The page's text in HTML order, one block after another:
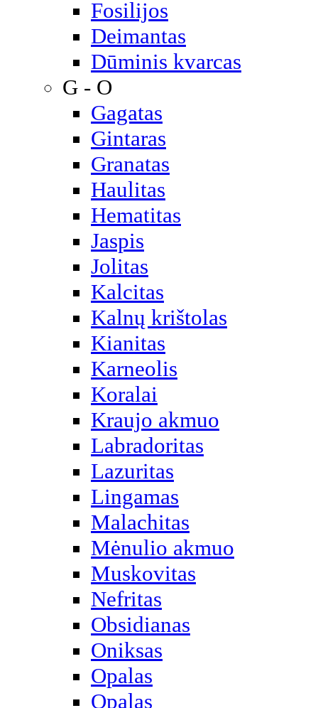
Fosilijos
Deimantas
Dūminis kvarcas
G - O
Gagatas
Gintaras
Granatas
Haulitas
Hematitas
Jaspis
Jolitas
Kalcitas
Kalnų krištolas
Kianitas
Karneolis
Koralai
Kraujo akmuo
Labradoritas
Lazuritas
Lingamas
Malachitas
Mėnulio akmuo
Muskovitas
Nefritas
Obsidianas
Oniksas
Opalas
Opalas